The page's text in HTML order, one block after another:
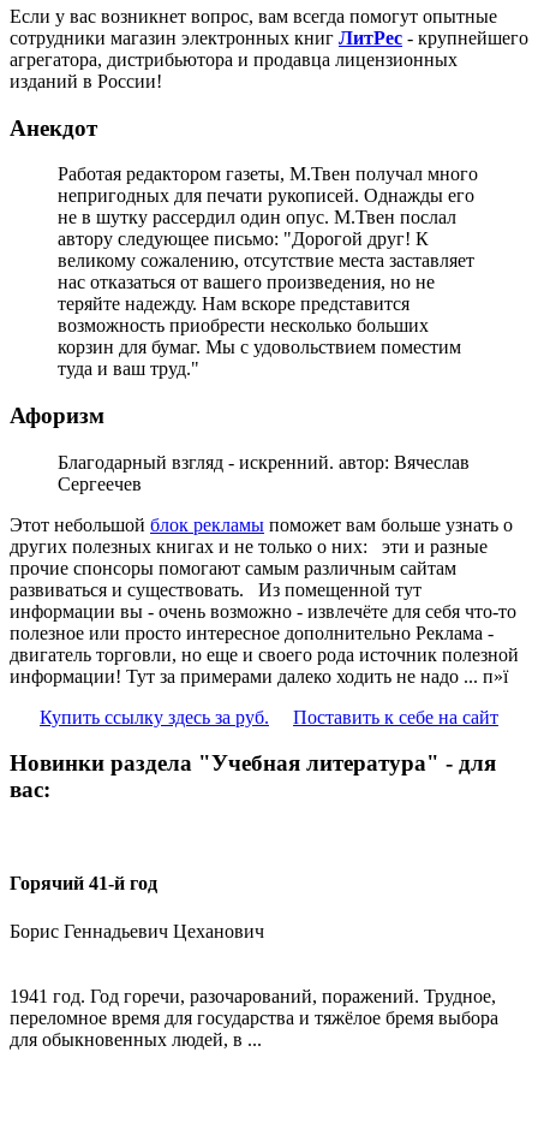
Если у вас возникнет вопрос, вам всегда помогут опытные
сотрудники магазин электронных книг ЛитPec - крупнейшего
агрегатора, дистрибьютора и продавца лицензионных
изданий в России!
Анекдот
Работая редактором газеты, М.Твен получал много
непригодных для печати рукописей. Однажды его
не в шутку рассердил один опус. М.Твен послал
автору следующее письмо: "Дорогой друг! К
великому сожалению, отсутствие места заставляет
нас отказаться от вашего произведения, но не
теряйте надежду. Нам вскоре представится
возможность приобрести несколько больших
корзин для бумаг. Мы с удовольствием поместим
туда и ваш труд."
Афоризм
Благодарный взгляд - искренний. автор: Вячеслав
Сергеечев
Этот небольшой блок рекламы поможет вам больше узнать о
других полезных книгах и не только о них:
эти и разные
прочие спонсоры помогают самым различным сайтам
развиваться и существовать. Из помещенной тут
информации вы - очень возможно - извлечёте для себя что-то
полезное или просто интересное дополнительно Реклама -
двигатель торговли, но еще и своего рода источник полезной
информации! Тут за примерами далеко ходить не надо ... п»ї
Купить ссылку здесь за руб. Поставить к себе на сайт
Новинки раздела "Учебная литература" - для
вас:
Горячий 41-й год
Борис Геннадьевич Цеханович
1941 год. Год горечи, разочарований, поражений. Трудное,
переломное время для государства и тяжёлое бремя выбора
для обыкновенных людей, в ...